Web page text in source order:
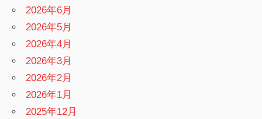
2026年6月
2026年5月
2026年4月
2026年3月
2026年2月
2026年1月
2025年12月